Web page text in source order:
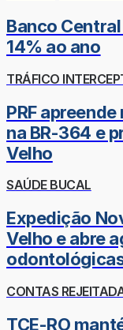
Banco
14% ao ano
TRÁFICO
PRF
na BR-364 e
Velho
SAÚDE BUCAL
Expedição
Velho e abre
CONTAS
TCE-RO